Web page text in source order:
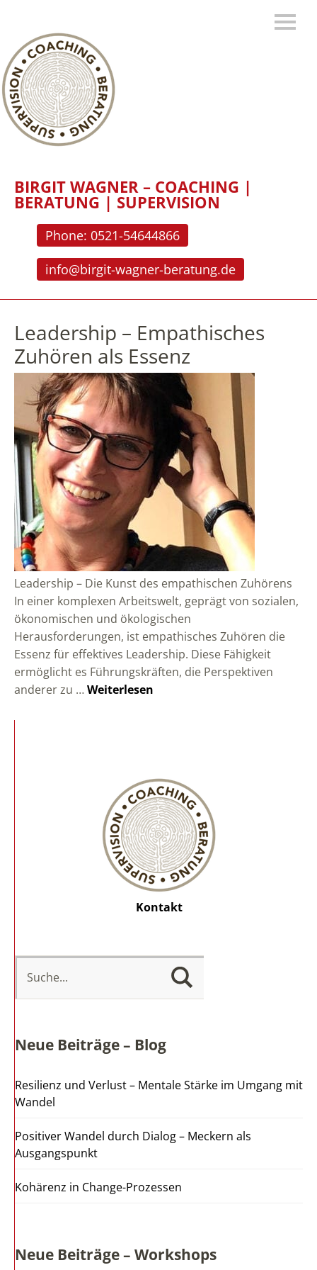
BIRGIT WAGNER – COACHING |
BERATUNG | SUPERVISION
Phone: 0521-54644866
info@birgit-wagner-beratung.de
Leadership – Empathisches
Zuhören als Essenz
Leadership – Die Kunst des empathischen Zuhörens
In einer komplexen Arbeitswelt, geprägt von sozialen,
ökonomischen und ökologischen
Herausforderungen, ist empathisches Zuhören die
Essenz für effektives Leadership. Diese Fähigkeit
ermöglicht es Führungskräften, die Perspektiven
anderer zu …Weiterlesen
Kontakt
Neue Beiträge – Blog
Resilienz und Verlust – Mentale Stärke im Umgang mit
Wandel
Positiver Wandel durch Dialog – Meckern als
Ausgangspunkt
Kohärenz in Change-Prozessen
Neue Beiträge – Workshops